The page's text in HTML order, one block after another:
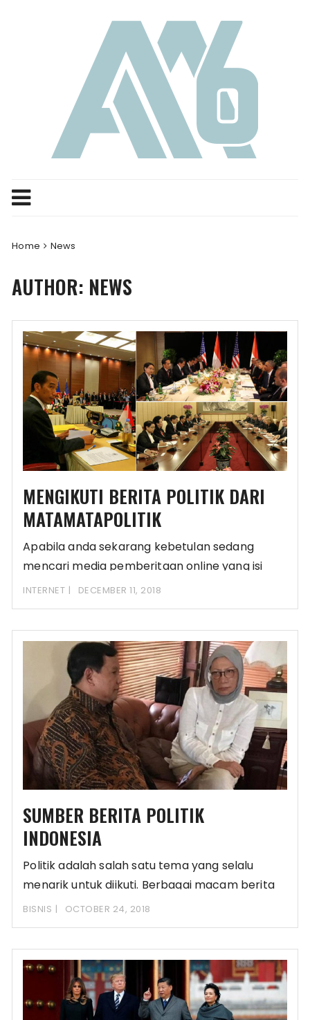
Home News
AUTHOR: NEWS
MENGIKUTI BERITA POLITIK DARI
MATAMATAPOLITIK
Apabila anda sekarang kebetulan sedang
mencari media pemberitaan online yang isi
beritanya selalu terupdate dan
INTERNET DECEMBER 11, 2018
SUMBER BERITA POLITIK
INDONESIA
Politik adalah salah satu tema yang selalu
menarik untuk diikuti. Berbagai macam berita
dan peristiwa
BISNIS OCTOBER 24, 2018